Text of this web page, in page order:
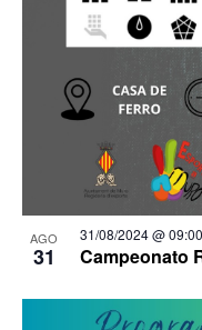
AGO
31 Campeonato
31/08/2024 @ 09:00